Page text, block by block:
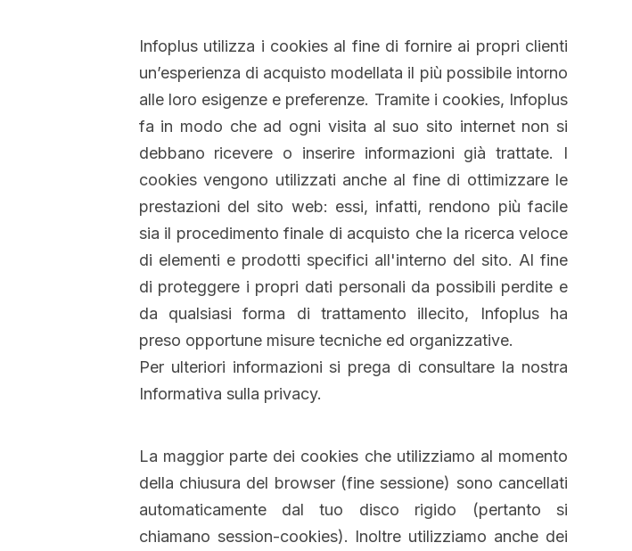
Infoplus utilizza i cookies al fine di fornire ai propri clienti
un’esperienza di acquisto modellata il più possibile intorno
alle loro esigenze e preferenze. Tramite i cookies, Infoplus
fa in modo che ad ogni visita al suo sito internet non si
debbano ricevere o inserire informazioni già trattate. I
cookies vengono utilizzati anche al fine di ottimizzare le
prestazioni del sito web: essi, infatti, rendono più facile
sia il procedimento finale di acquisto che la ricerca veloce
di elementi e prodotti specifici all'interno del sito. Al fine
di proteggere i propri dati personali da possibili perdite e
da qualsiasi forma di trattamento illecito, Infoplus ha
preso opportune misure tecniche ed organizzative.
Per ulteriori informazioni si prega di consultare la nostra
Informativa sulla privacy.
La maggior parte dei cookies che utilizziamo al momento
della chiusura del browser (fine sessione) sono cancellati
automaticamente dal tuo disco rigido (pertanto si
chiamano session-cookies). Inoltre utilizziamo anche dei